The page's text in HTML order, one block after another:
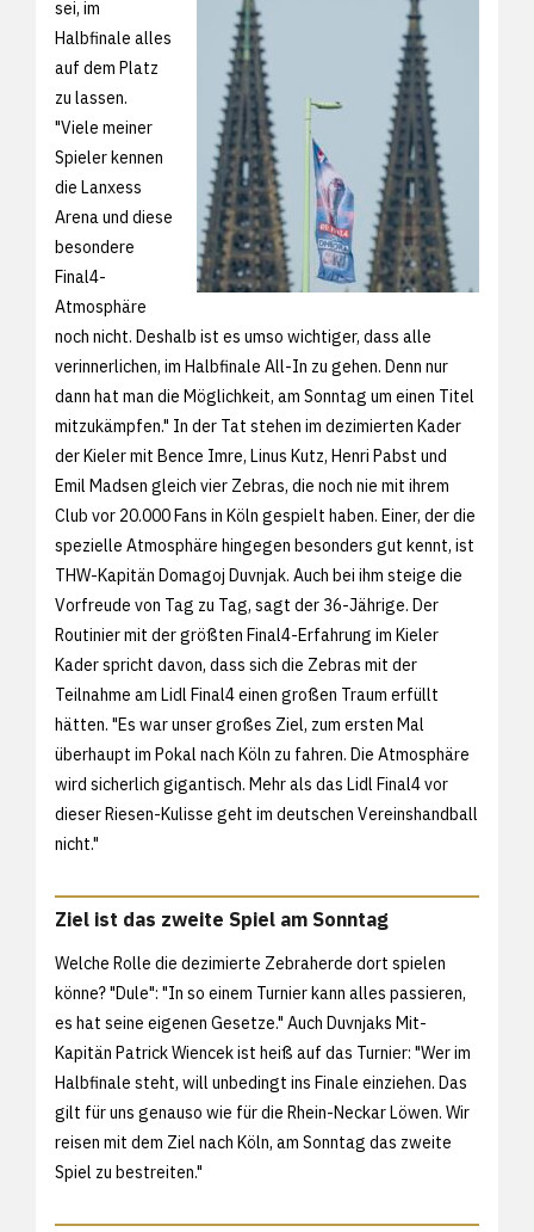
sei, im
Halbfinale alles
auf dem Platz
zu lassen.
"Viele meiner
Spieler kennen
die Lanxess
Arena und diese
besondere
Final4-
Atmosphäre
noch nicht. Deshalb ist es umso wichtiger, dass alle
verinnerlichen, im Halbfinale All-In zu gehen. Denn nur
dann hat man die Möglichkeit, am Sonntag um einen Titel
mitzukämpfen." In der Tat stehen im dezimierten Kader
der Kieler mit Bence Imre, Linus Kutz, Henri Pabst und
Emil Madsen gleich vier Zebras, die noch nie mit ihrem
Club vor 20.000 Fans in Köln gespielt haben. Einer, der die
spezielle Atmosphäre hingegen besonders gut kennt, ist
THW-Kapitän Domagoj Duvnjak. Auch bei ihm steige die
Vorfreude von Tag zu Tag, sagt der 36-Jährige. Der
Routinier mit der größten Final4-Erfahrung im Kieler
Kader spricht davon, dass sich die Zebras mit der
Teilnahme am Lidl Final4 einen großen Traum erfüllt
hätten. "Es war unser großes Ziel, zum ersten Mal
überhaupt im Pokal nach Köln zu fahren. Die Atmosphäre
wird sicherlich gigantisch. Mehr als das Lidl Final4 vor
dieser Riesen-Kulisse geht im deutschen Vereinshandball
nicht."
Ziel ist das zweite Spiel am Sonntag
Welche Rolle die dezimierte Zebraherde dort spielen
könne? "Dule": "In so einem Turnier kann alles passieren,
es hat seine eigenen Gesetze." Auch Duvnjaks Mit-
Kapitän Patrick Wiencek ist heiß auf das Turnier: "Wer im
Halbfinale steht, will unbedingt ins Finale einziehen. Das
gilt für uns genauso wie für die Rhein-Neckar Löwen. Wir
reisen mit dem Ziel nach Köln, am Sonntag das zweite
Spiel zu bestreiten."